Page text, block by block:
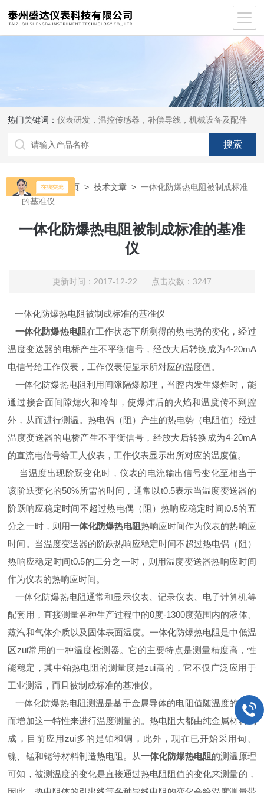
热门关键词：仪表研发，温控传感器，补偿导线，机械设备及配件
当前位置：首页 >技术文章 >一体化防爆热电阻被制成标准
的基准仪
一体化防爆热电阻被制成标准的基准
仪
更新时间：2017-12-22 点击次数：3247
一体化防爆热电阻被制成标准的基准仪
一体化防爆热电阻在工作状态下所测得的热电势的变化，经过
温度变送器的电桥产生不平衡信号，经放大后转换成为4-20mA
电信号给工作仪表，工作仪表便显示所对应的温度值。
一体化防爆热电阻利用间隙隔爆原理，当腔内发生爆炸时，能
通过接合面间隙熄火和冷却，使爆炸后的火焰和温度传不到腔
外，从而进行测温。热电偶（阻）产生的热电势（电阻值）经过
温度变送器的电桥产生不平衡信号，经放大后转换成为4-20mA
的直流电信号给工人仪表，工作仪表显示出所对应的温度值。
当温度出现阶跃变化时，仪表的电流输出信号变化至相当于
该阶跃变化的50%所需的时间，通常以t0.5表示当温度变送器的
阶跃响应稳定时间不超过热电偶（阻）热响应稳定时间t0.5的五
分之一时，则用一体化防爆热电阻热响应时间作为仪表的热响应
时间。当温度变送器的阶跃热响应稳定时间不超过热电偶（阻）
热响应稳定时间t0.5的二分之一时，则用温度变送器热响应时间
作为仪表的热响应时间。
一体化防爆热电阻通常和显示仪表、记录仪表、电子计算机等
配套用，直接测量各种生产过程中的0度-1300度范围内的液体、
蒸汽和气体介质以及固体表面温度。一体化防爆热电阻是中低温
区zui常用的一种温度检测器。它的主要特点是测量精度高，性
能稳定，其中铂热电阻的测量度是zui高的，它不仅广泛应用于
工业测温，而且被制成标准的基准仪。
一体化防爆热电阻测温是基于金属导体的电阻值随温度的增加
而增加这一特性来进行温度测量的。热电阻大都由纯金属材料制
成，目前应用zui多的是铂和铜，此外，现在已开始采用甸、
镍、锰和铑等材料制造热电阻。从一体化防爆热电阻 的测温原理
可知，被测温度的变化是直接通过热电阻阻值的变化来测量的，